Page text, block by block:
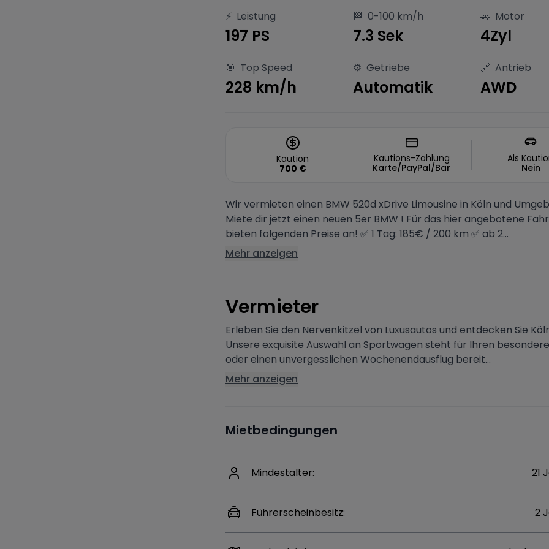
⚡ Leistung
197 PS
🏁 0-100 km/h
7.3 Sek
🚗 Motor
4Zyl
🎯 Top Speed
228 km/h
⚙️ Getriebe
Automatik
🔗 Antrieb
AWD
Kaution
700 €
Kautions-Zahlung
Karte/PayPal/Bar
Als
Nein
Wir vermieten einen BMW 520d xDrive Limousine in Köln und
Miete dir jetzt einen neuen 5er BMW ! Für das hier angebotene
bieten folgenden Preise an! ✅ 1 Tag: 185€ / 200 km ✅ ab 2...
Mehr anzeigen
Vermieter
Erleben Sie den Nervenkitzel von Luxusautos und entdecken Sie
Unsere exquisite Auswahl an Sportwagen steht für Ihren
oder einen unvergesslichen Wochenendausflug bereit...
Mehr anzeigen
Mietbedingungen
Mindestalter: 21
Führerscheinbesitz: 2